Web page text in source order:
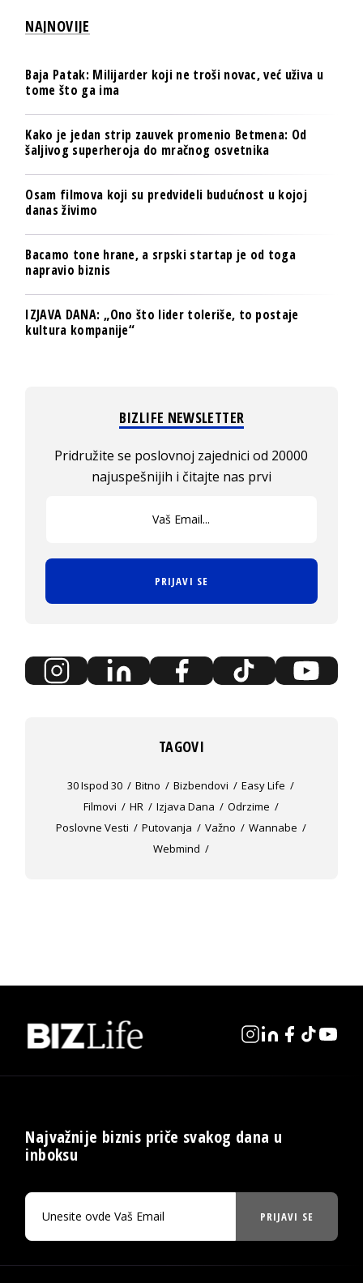
NAJNOVIJE
Baja Patak: Milijarder koji ne troši novac, već uživa u
tome što ga ima
Kako je jedan strip zauvek promenio Betmena: Od
šaljivog superheroja do mračnog osvetnika
Osam filmova koji su predvideli budućnost u kojoj
danas živimo
Bacamo tone hrane, a srpski startap je od toga
napravio biznis
IZJAVA DANA: „Ono što lider toleriše, to postaje
kultura kompanije“
BIZLIFE NEWSLETTER
Pridružite se poslovnoj zajednici od 20000
najuspešnijih i čitajte nas prvi
PRIJAVI SE
TAGOVI
30 Ispod 30 Bitno Bizbendovi
Easy Life
Filmovi
HR Izjava Dana
Odrzime
Poslovne Vesti
Putovanja Važno
Wannabe
Webmind
Najvažnije biznis priče svakog dana u
inboksu
PRIJAVI SE